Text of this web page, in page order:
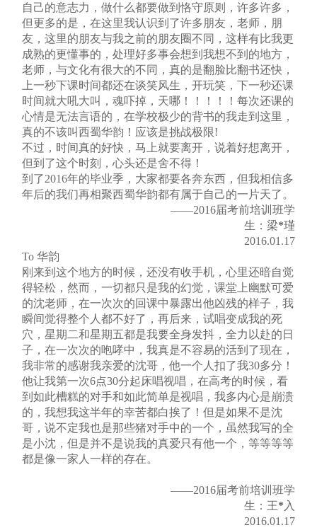
自己的意志力，做什么都要做到恪守原则，许多许多，
但更多的是，在这里我认识到了许多朋友，老师，朋
友，这里的朋友与我之前的朋友圈不同，这样有比我更
成熟的更懂事的，处理好多事会想到我想不到的地方，
老师，与文化有很大的不同，真的是翻脸比翻书还快，
上一秒下课时间都还在谈笑风生，开玩笑，下一秒还课
时间就大吼大叫，魂吓掉，天哪！！！！！每次还课的
心情是无法言语的，在学校极少的背书的我走到这里，
真的不该叫西蜀华韵！应该是挑战极限!
不过，时间真的好快，马上就要离开，说着好想离开，
但到了这个时刻，心头还是舍不得！
到了2016年的毕业季，大家都要各奔东西，但我相信多
年后的我们再相聚西蜀华韵都有属于自己的一片天了。
——2016届考前培训班学
生：梁*瑾
2016.01.17
To 华韵
刚来到这个地方的时候，还没有收手机，心里还暗自觉
得轻松，然而，一切都只是我的幻觉，课堂上幽默可爱
的沈老师，在一次次的回课中暴露出他凶残的样子，我
瞬间觉得整个人都不好了，再后来，试唱变成我的死
穴，星期二和星期五都是我要全身发抖，全力以赴的日
子，在一次次的咆哮中，我真是不容易的活到了现在，
我非常的感谢我亲爱的沈哥，他一个人扣了我30多分！
他让我第一次6点30分起床唱视唱，在高考的时候，看
到如此槽糕的对手和如此简单是视唱，我多内心是崩溃
的，我想我这半年的幸苦都白挨了！但是如果不是沈
哥，说不定我也是那些猪对手中的一个，虽然我写的全
是小沈，但是并不是说我的真爱只有他一个，等等等等
都是像一家人一样的存在。
——2016届考前培训班学
生：王* 入
2016.01.17